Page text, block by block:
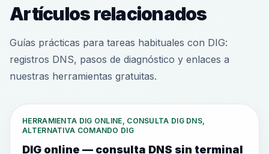
Artículos relacionados
Guías prácticas para tareas habituales con DIG:
registros DNS, pasos de diagnóstico y enlaces a
nuestras herramientas gratuitas.
HERRAMIENTA DIG ONLINE, CONSULTA DIG DNS,
ALTERNATIVA COMANDO DIG
DIG online — consulta DNS sin terminal